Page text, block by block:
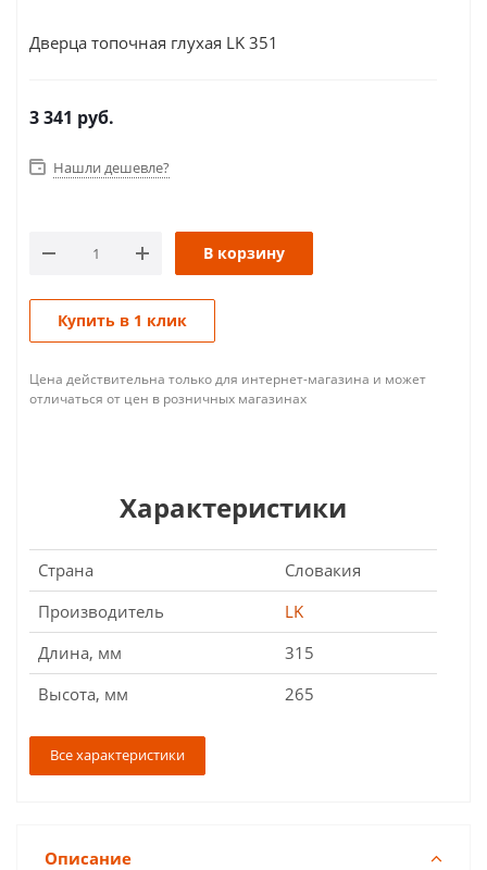
Дверца топочная глухая LK 351
3 341 руб.
Нашли дешевле?
В корзину
Купить в 1 клик
Цена действительна только для интернет-магазина и может
отличаться от цен в розничных магазинах
Характеристики
Страна
Словакия
Производитель
LK
Длина, мм
315
Высота, мм
265
Все характеристики
Описание